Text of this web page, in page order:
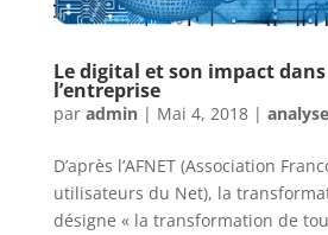
Le digital et son impact
l’entreprise
par admin| Mai 4, 2018| analyse
D’après l’AFNET (Association
utilisateurs du Net), la
désigne « la transformation de